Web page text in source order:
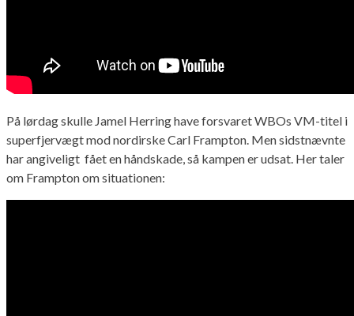
På lørdag skulle Jamel Herring have forsvaret WBOs VM-titel i
superfjervægt mod nordirske Carl Frampton. Men sidstnævnte
har angiveligt fået en håndskade, så kampen er udsat. Her taler
om Frampton om situationen: